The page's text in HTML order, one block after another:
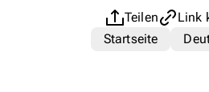
Teilen
Link
Startseite